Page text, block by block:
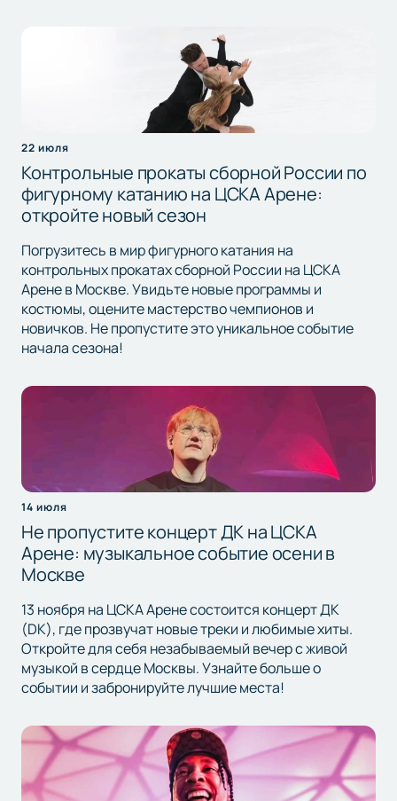
22 июля
Контрольные прокаты сборной России по
фигурному катанию на ЦСКА Арене:
откройте новый сезон
Погрузитесь в мир фигурного катания на
контрольных прокатах сборной России на ЦСКА
Арене в Москве. Увидьте новые программы и
костюмы, оцените мастерство чемпионов и
новичков. Не пропустите это уникальное событие
начала сезона!
14 июля
Не пропустите концерт ДК на ЦСКА
Арене: музыкальное событие осени в
Москве
13 ноября на ЦСКА Арене состоится концерт ДК
(DK), где прозвучат новые треки и любимые хиты.
Откройте для себя незабываемый вечер с живой
музыкой в сердце Москвы. Узнайте больше о
событии и забронируйте лучшие места!